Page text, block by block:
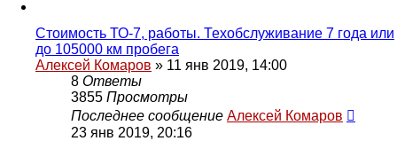
Стоимость ТО-7, работы. Техобслуживание 7 года или
до 105000 км пробега
Алексей Комаров » 11 янв 2019, 14:00
8 Ответы
3855 Просмотры
Последнее сообщение Алексей Комаров
23 янв 2019, 20:16